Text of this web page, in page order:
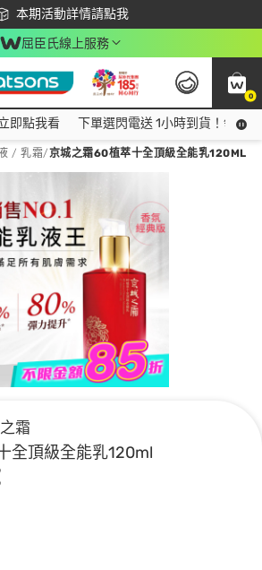
本期活動詳情請點我
下載app最高回饋$350
屈臣氏線上服務
0
我看
即點我看 下單選閃電送 1小時到貨！領神
/ 乳霜/京城之霜60植萃十全頂級全能乳120ML
霜
全頂級全能乳120ml